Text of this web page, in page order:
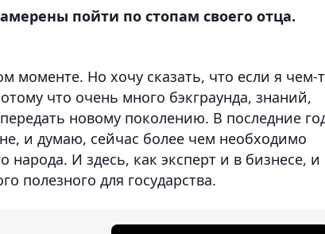
пойти по стопам своего отца.
моменте. Но хочу сказать, что если я чем-
что очень много бэкграунда, знаний,
новому поколению. В последние
и думаю, сейчас более чем необходимо
И здесь, как эксперт и в бизнесе, и
полезного для государства.